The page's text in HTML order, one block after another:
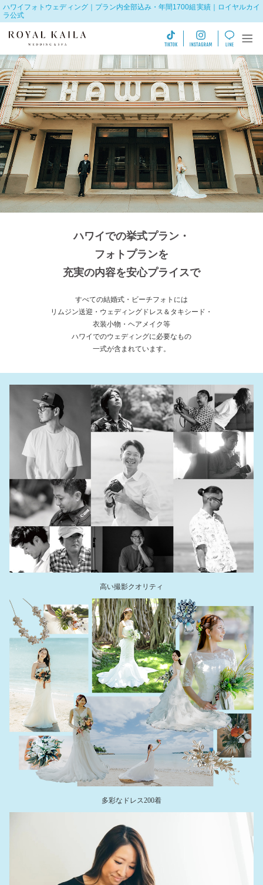
ハワイフォトウェディング｜プラン内全部込み・年間1700組実績｜ロイヤルカイ
ラ公式
ハワイでの挙式プラン・
フォトプランを
充実の内容を安心プライスで
すべての結婚式・ビーチフォトには
リムジン送迎・ウェディングドレス＆タキシード・
衣装小物・ヘアメイク等
ハワイでのウェディングに必要なもの
一式が含まれています。
高い撮影クオリティ
多彩なドレス200着